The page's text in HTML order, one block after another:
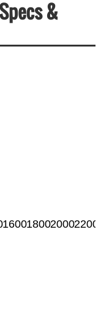
&
1600180020002200